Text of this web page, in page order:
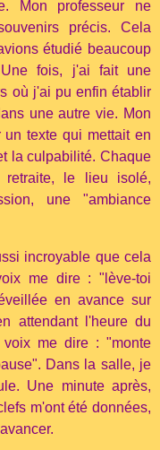
Mon professeur ne
précis. Cela
étudié beaucoup
fois, j'ai fait une
où j'ai pu enfin établir
une autre vie. Mon
texte qui mettait en
la culpabilité. Chaque
le lieu isolé,
une "ambiance
que cela
me dire : "lève-toi
en avance sur
attendant l'heure du
voix me dire : "monte
Dans la salle, je
Une minute après,
m'ont été données,